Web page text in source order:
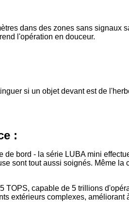
dans des zones sans signaux
l'opération en douceur.
si un objet devant est de
:
de bord - la série LUBA mini
sont tout aussi soignés. Même la
TOPS, capable de 5 trillions
extérieurs complexes, améliorant